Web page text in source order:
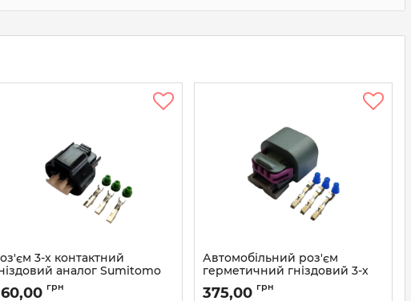
3-х контактний
аналог Sumitomo
6189-0099 Toyota 90980-10845
12636)
грн
Автомобільний роз'єм
герметичний гніздовий 3-х
контактний серії 1,5 мм
аналог DELPHI 13511996
375,00 грн